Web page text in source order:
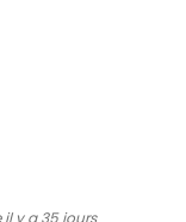
il y a 35 jours